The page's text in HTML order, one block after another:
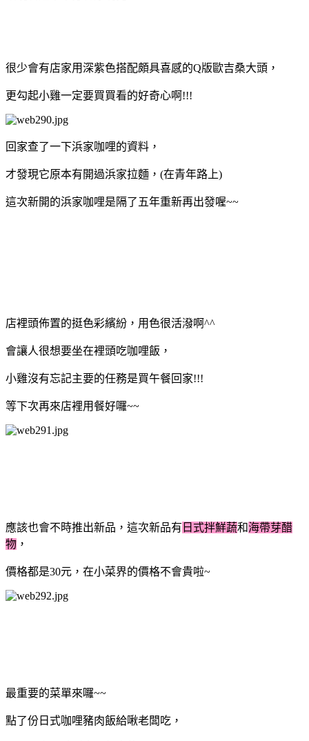
很少會有店家用深紫色搭配頗具喜感的Q版歐吉桑大頭，
更勾起小雞一定要買買看的好奇心啊!!!
回家查了一下浜家咖哩的資料，
才發現它原本有開過浜家拉麵，(在青年路上)
這次新開的浜家咖哩是隔了五年重新再出發喔~~
店裡頭佈置的挺色彩繽紛，用色很活潑啊^^
會讓人很想要坐在裡頭吃咖哩飯，
小雞沒有忘記主要的任務是買午餐回家!!!
等下次再來店裡用餐好囉~~
應該也會不時推出新品，這次新品有 日式拌鮮蔬和海帶芽醋
物 ，
價格都是30元，在小菜界的價格不會貴啦~
最重要的菜單來囉~~
點了份日式咖哩豬肉飯給啾老闆吃，